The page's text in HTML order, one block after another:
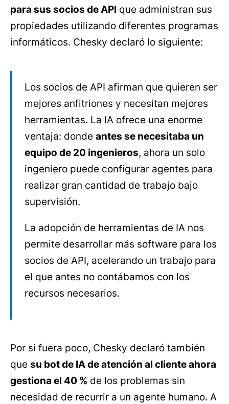
para sus socios de API que administran sus
propiedades utilizando diferentes programas
informáticos. Chesky declaró lo siguiente:
Los socios de API afirman que quieren ser
mejores anfitriones y necesitan mejores
herramientas. La IA ofrece una enorme
ventaja: donde antes se necesitaba un
equipo de 20 ingenieros, ahora un solo
ingeniero puede configurar agentes para
realizar gran cantidad de trabajo bajo
supervisión.
La adopción de herramientas de IA nos
permite desarrollar más software para los
socios de API, acelerando un trabajo para
el que antes no contábamos con los
recursos necesarios.
Por si fuera poco, Chesky declaró también
que su bot de IA de atención al cliente ahora
gestiona el 40 % de los problemas sin
necesidad de recurrir a un agente humano. A